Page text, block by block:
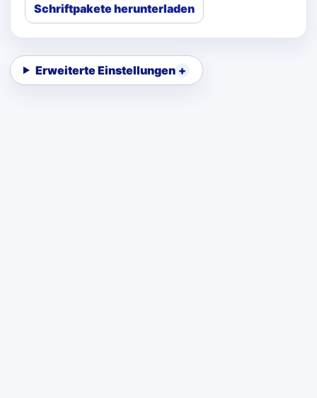
Schriftpakete herunterladen
Erweiterte Einstellungen